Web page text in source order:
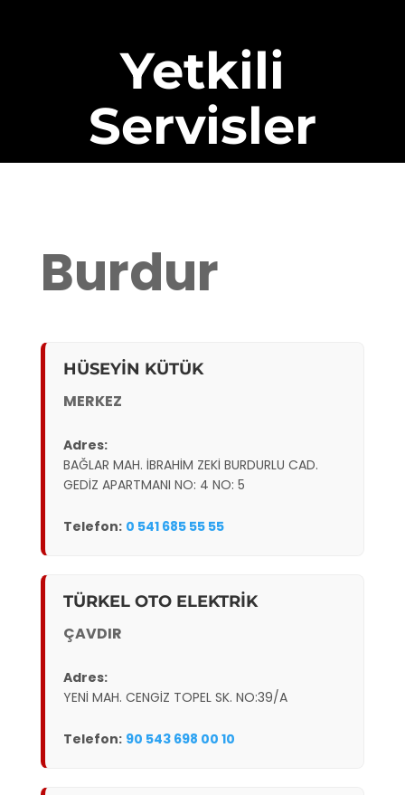
Yetkili
Servisler
Burdur
HÜSEYİN KÜTÜK
MERKEZ
Adres:
BAĞLAR MAH. İBRAHİM ZEKİ BURDURLU CAD.
GEDİZ APARTMANI NO: 4 NO: 5
Telefon: 0 541 685 55 55
TÜRKEL OTO ELEKTRİK
ÇAVDIR
Adres:
YENİ MAH. CENGİZ TOPEL SK. NO:39/A
Telefon: 90 543 698 00 10